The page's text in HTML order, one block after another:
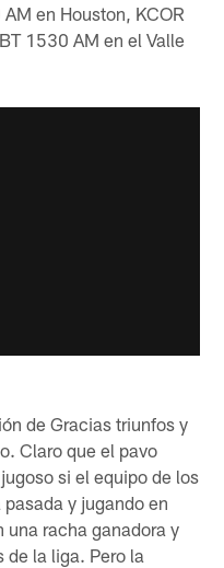
en Houston, KCOR
1530 AM en el Valle
de Gracias triunfos y
Claro que el pavo
si el equipo de los
y jugando en
una racha ganadora y
de la liga. Pero la